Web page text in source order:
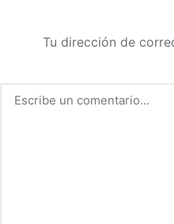
Tu dirección de